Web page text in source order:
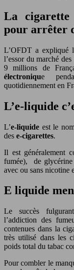
La cigarette
pour arrêter
L’OFDT a expliqué
l’essor du marché des
9 millions de
électronique
quotidiennement en
L’e-liquide
L’e-liquide est le
des e-cigarettes.
Il est généralement
fumée), de glycérine
avec ou sans nicotine
E liquide
Le succès
l’addiction des
contenues dans la
très utilisé dans les
poids total du tabac
Pour combler le